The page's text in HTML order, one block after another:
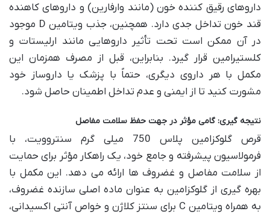
داروهای رقیق کننده خون (مانند وارفارین) و داروهای کاهنده
قند خون تداخل جدی دارد. همچنین، جذب ویتامین D موجود
در آن ممکن است تحت تأثیر داروهایی مانند ارلیستات و
کلستیرامین قرار گیرد. بنابراین، قبل از مصرف همزمان این
مکمل با هر داروی دیگری، حتماً با پزشک یا داروساز خود
مشورت کنید تا از ایمنی و عدم تداخل اطمینان حاصل شود.
نتیجه گیری: گامی مؤثر در جهت حفظ سلامت مفاصل
قرص گلوکزامین پلاس 750 میلی گرم سنتروویت، با
فرمولاسیون پیشرفته و جامع خود، یک راهکار مؤثر برای حمایت
از سلامت مفاصل و غضروف ها ارائه می دهد. این مکمل با
بهره گیری از گلوکزامین به عنوان ماده اصلی سازنده غضروف،
به همراه ویتامین C برای سنتز کلاژن و خواص آنتی اکسیدانی،